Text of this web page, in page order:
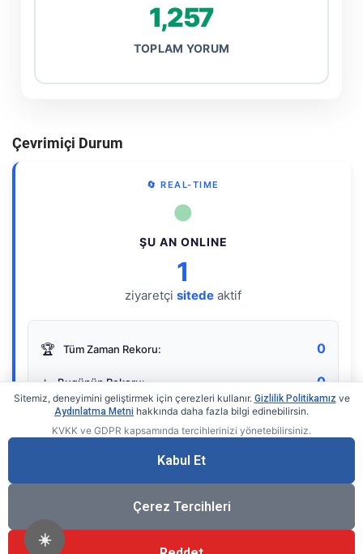
☀️
1,257
TOPLAM YORUM
Çevrimiçi Durum
🔄 REAL-TIME
●
ŞU AN ONLINE
1
ziyaretçi sitede aktif
🏆 Tüm Zaman Rekoru: 0
⭐ Bugünün Rekoru: 0
Gerçek zamanlı sayaç
Sitemiz, deneyimini geliştirmek için çerezleri kullanır. Gizlilik Politikamız ve
Aydınlatma Metni hakkında daha fazla bilgi edinebilirsin.
KVKK ve GDPR kapsamında tercihlerinizi yönetebilirsiniz.
Kabul Et
Çerez Tercihleri